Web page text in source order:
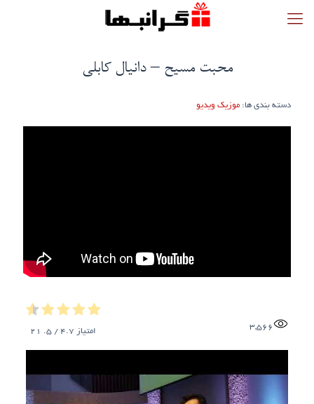
محبت مسیح – دانیال کابلی
دسته بندی ها: موزیک ویدیو
3,566 امتیاز 4.7
/ 5.
21